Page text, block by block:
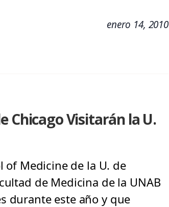
enero 14, 2010
Chicago Visitarán la U.
of Medicine de la U. de
de Medicina de la UNAB
durante este año y que